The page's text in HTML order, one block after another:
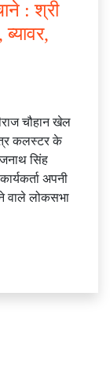
: श्री
चौहान खेल
कलस्टर के
सिंह
अपनी
वाले लोकसभा